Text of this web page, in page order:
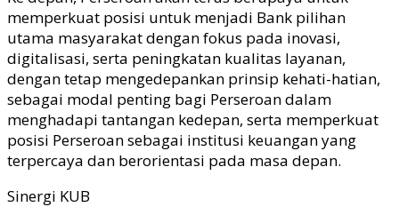
memperkuat posisi untuk menjadi Bank pilihan
utama masyarakat dengan fokus pada inovasi,
digitalisasi, serta peningkatan kualitas layanan,
dengan tetap mengedepankan prinsip kehati-hatian,
sebagai modal penting bagi Perseroan dalam
menghadapi tantangan kedepan, serta memperkuat
posisi Perseroan sebagai institusi keuangan yang
terpercaya dan berorientasi pada masa depan.
Sinergi KUB